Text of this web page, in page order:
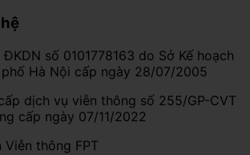
số 0101778163 do Sở Kế hoạch
Hà Nội cấp ngày 28/07/2005
dịch vụ viễn thông số 255/GP-CVT
cấp ngày 07/11/2022
thông FPT